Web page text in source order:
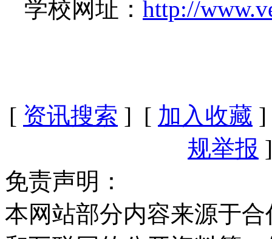
学校网址： http://
[ 资讯搜索 ] [ 加入收藏
规举报
免责声明：
本网站部分内容来源于